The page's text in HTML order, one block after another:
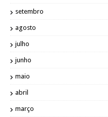
setembro
agosto
julho
junho
maio
abril
março